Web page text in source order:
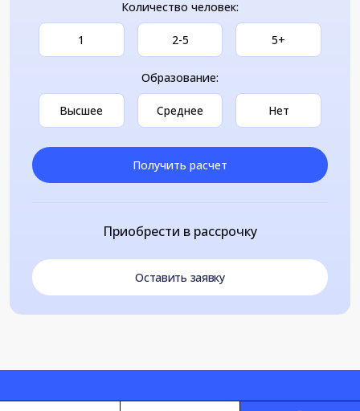
Loading...
Количество человек:
1 2-5 5+
Образование:
Высшее Среднее Нет
Получить расчет
Приобрести в рассрочку
Оставить заявку